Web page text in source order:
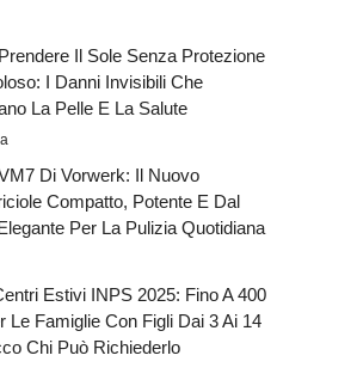
Il Sole Senza Protezione
I Danni Invisibili Che
La Pelle E La Salute
Di Vorwerk: Il Nuovo
Compatto, Potente E Dal
Per La Pulizia Quotidiana
Estivi INPS 2025: Fino A 400
Le Famiglie Con Figli Dai 3 Ai 14
Chi Può Richiederlo